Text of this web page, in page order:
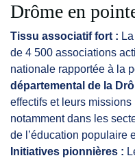
Drôme en
Tissu associatif fort :
de 4 500 associations
nationale rapportée à la
départemental de la
effectifs et leurs
notamment dans les
de l’éducation populaire
Initiatives pionnières :